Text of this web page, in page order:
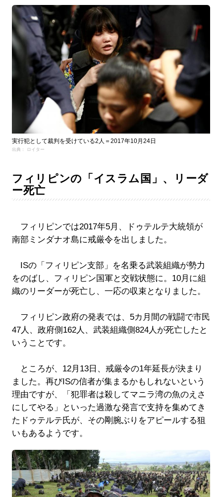
実行犯として裁判を受けている2人＝2017年10月24日
出典： ロイター
フィリピンの「イスラム国」、リーダ
ー死亡
フィリピンでは2017年5月、ドゥテルテ大統領が
南部ミンダナオ島に戒厳令を出しました。
ISの「フィリピン支部」を名乗る武装組織が勢力
をのばし、フィリピン国軍と交戦状態に。10月に組
織のリーダーが死亡し、一応の収束となりました。
フィリピン政府の発表では、5カ月間の戦闘で市民
47人、政府側162人、武装組織側824人が死亡したと
いうことです。
ところが、12月13日、戒厳令の1年延長が決まり
ました。再びISの信者が集まるかもしれないという
理由ですが、「犯罪者は殺してマニラ湾の魚のえさ
にしてやる」といった過激な発言で支持を集めてき
たドゥテルテ氏が、その剛腕ぶりをアピールする狙
いもあるようです。